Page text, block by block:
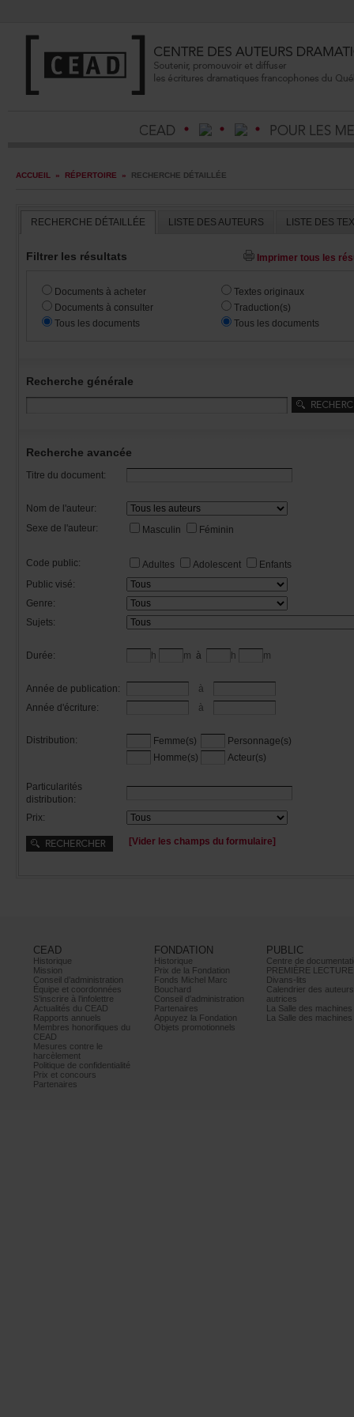
ACCUEIL » RÉPERTOIRE » RECHERCHEDÉTAILLÉE
RECHERCHEDÉTAILLÉE LISTEDESAUTEURS
Filtrerlesrésultats
Documentsàacheter
Documentsàconsulter
Touslesdocuments
Textesoriginaux
Traduction(s)
Touslesdocuments
Recherchegénérale
Rechercheavancée
Titredudocument:
Nomdel'auteur:
Sexedel'auteur:
Masculin Féminin
Codepublic: Adultes Adolescent
Enfants
Publicvisé:
Genre:
Sujets:
Durée: h m à h m
Annéedepublication:
à
Annéed'écriture:
à
Distribution: Femme(s)
Personnage(s)
Homme(s)
Acteur(s)
Particularités
distribution:
Prix:
[Viderleschampsduformulaire]
CEAD
Historique
Mission
Conseild’administration
Équipeetcoordonnées
S’inscrireàl’infolettre
ActualitésduCEAD
Rapportsannuels
Membreshonorifiquesdu
CEAD
Mesurescontrele
harcèlement
Politiquedeconfidentialité
Prixetconcours
Partenaires
FONDATION
Historique
PrixdelaFondation
FondsMichelMarc
Bouchard
Conseild’administration
Partenaires
AppuyezlaFondation
Objetspromotionnels
PUBLIC
PREMIÈRELECTURE
Divans-lits
autrices